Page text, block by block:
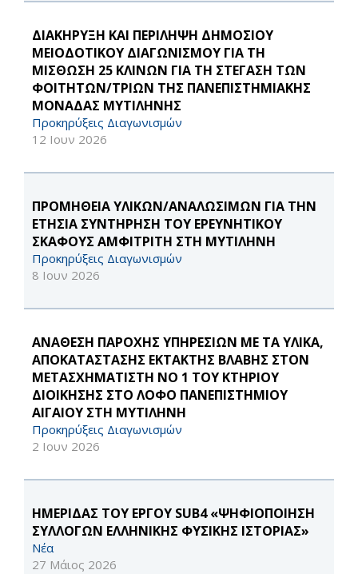
ΔΙΑΚΗΡΥΞΗ ΚΑΙ ΠΕΡΙΛΗΨΗ ΔΗΜΟΣΙΟΥ
ΜΕΙΟΔΟΤΙΚΟΥ ΔΙΑΓΩΝΙΣΜΟΥ ΓΙΑ ΤΗ
ΜΙΣΘΩΣΗ 25 ΚΛΙΝΩΝ ΓΙΑ ΤΗ ΣΤΕΓΑΣΗ ΤΩΝ
ΦΟΙΤΗΤΩΝ/ΤΡΙΩΝ ΤΗΣ ΠΑΝΕΠΙΣΤΗΜΙΑΚΗΣ
ΜΟΝΑΔΑΣ ΜΥΤΙΛΗΝΗΣ
Προκηρύξεις Διαγωνισμών
12 Ιουν 2026
ΠΡΟΜΗΘΕΙΑ ΥΛΙΚΩΝ/ΑΝΑΛΩΣΙΜΩΝ ΓΙΑ ΤΗΝ
ΕΤΗΣΙΑ ΣΥΝΤΗΡΗΣΗ ΤΟΥ ΕΡΕΥΝΗΤΙΚΟΥ
ΣΚΑΦΟΥΣ ΑΜΦΙΤΡΙΤΗ ΣΤΗ ΜΥΤΙΛΗΝΗ
Προκηρύξεις Διαγωνισμών
8 Ιουν 2026
ΑΝΑΘΕΣΗ ΠΑΡΟΧΗΣ ΥΠΗΡΕΣΙΩΝ ΜΕ ΤΑ ΥΛΙΚΑ,
ΑΠΟΚΑΤΑΣΤΑΣΗΣ ΕΚΤΑΚΤΗΣ ΒΛΑΒΗΣ ΣΤΟΝ
ΜΕΤΑΣΧΗΜΑΤΙΣΤΗ ΝΟ 1 ΤΟΥ ΚΤΗΡΙΟΥ
ΔΙΟΙΚΗΣΗΣ ΣΤΟ ΛΟΦΟ ΠΑΝΕΠΙΣΤΗΜΙΟΥ
ΑΙΓΑΙΟΥ ΣΤΗ ΜΥΤΙΛΗΝΗ
Προκηρύξεις Διαγωνισμών
2 Ιουν 2026
ΗΜΕΡΙΔΑΣ ΤΟΥ ΕΡΓΟΥ SUB4 «ΨΗΦΙΟΠΟΙΗΣΗ
ΣΥΛΛΟΓΩΝ ΕΛΛΗΝΙΚΗΣ ΦΥΣΙΚΗΣ ΙΣΤΟΡΙΑΣ»
Νέα
27 Μάιος 2026